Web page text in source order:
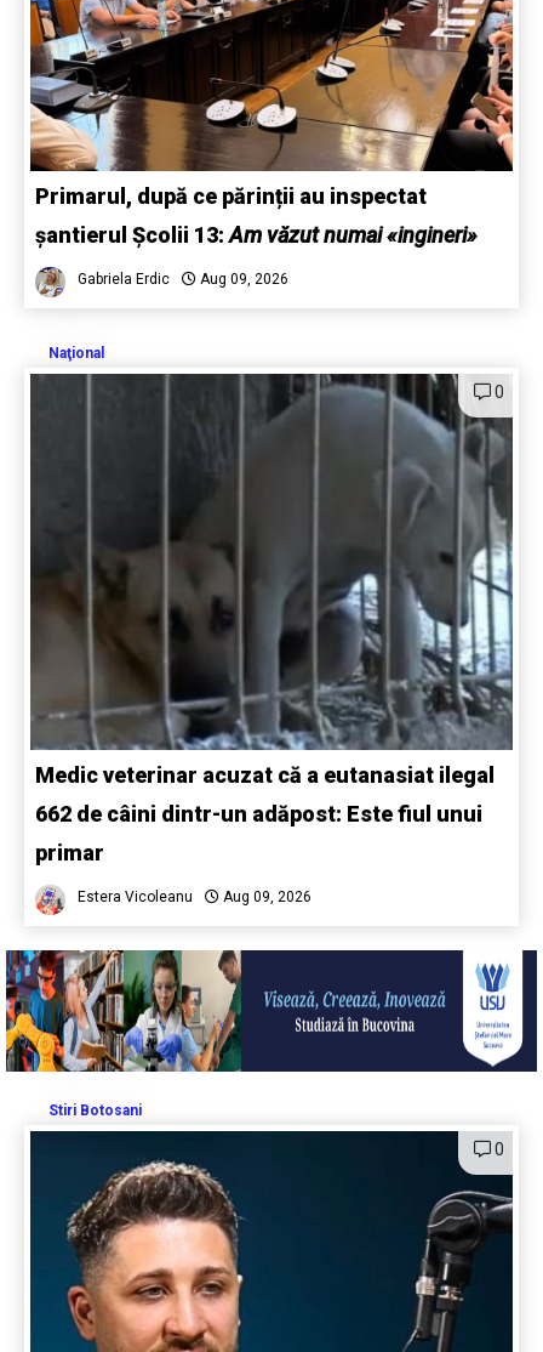
Primarul, după ce părinții au inspectat
șantierul Școlii 13:Am văzut numai «ingineri»
Gabriela Erdic Aug 09, 2026
Naţional
0
Medic veterinar acuzat că a eutanasiat ilegal
662 de câini dintr-un adăpost: Este fiul unui
primar
Estera Vicoleanu Aug 09, 2026
Stiri Botosani
0